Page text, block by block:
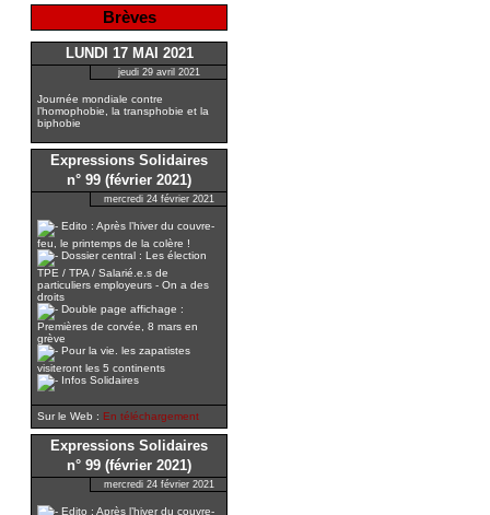
Brèves
LUNDI 17 MAI 2021
jeudi 29 avril 2021
Journée mondiale contre
l’homophobie, la transphobie et la
biphobie
Expressions Solidaires
n° 99 (février 2021)
mercredi 24 février 2021
Edito : Après l’hiver du couvre-
feu, le printemps de la colère !
Dossier central : Les élection
TPE / TPA / Salarié.e.s de
particuliers employeurs - On a des
droits
Double page affichage :
Premières de corvée, 8 mars en
grève
Pour la vie. les zapatistes
visiteront les 5 continents
Infos Solidaires
Sur le Web : En téléchargement
Expressions Solidaires
n° 99 (février 2021)
mercredi 24 février 2021
Edito : Après l’hiver du couvre-